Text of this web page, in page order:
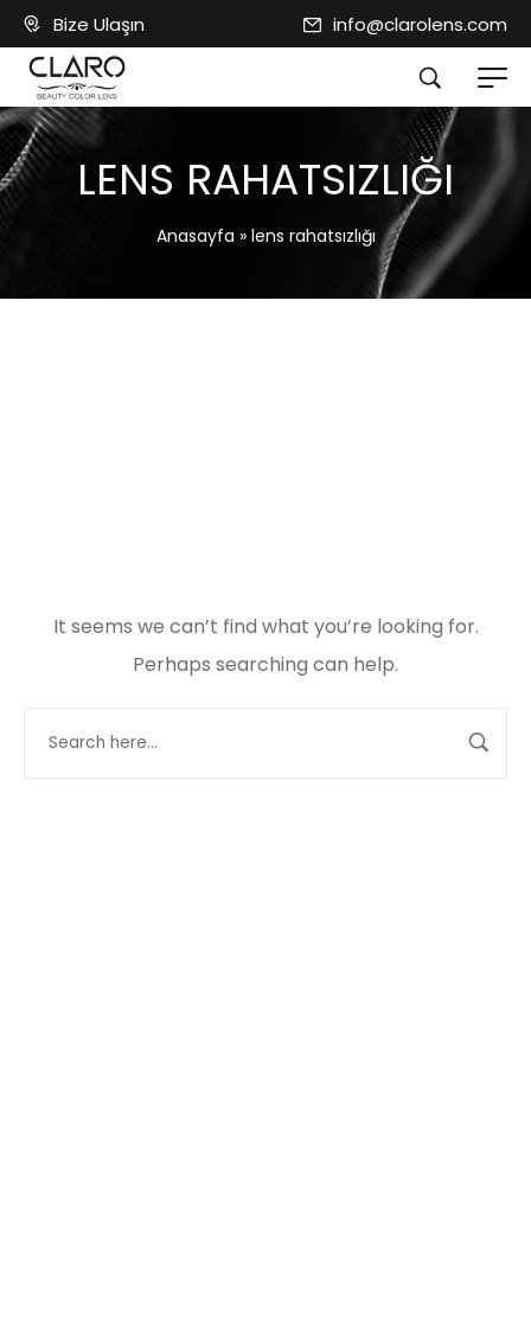
Bize Ulaşın info@clarolens.com
LENS RAHATSIZLIĞI
Anasayfa » lens rahatsızlığı
It seems we can’t find what you’re looking for.
Perhaps searching can help.